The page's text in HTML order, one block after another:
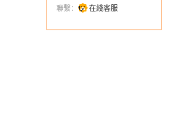
聯繫：
在綫客服